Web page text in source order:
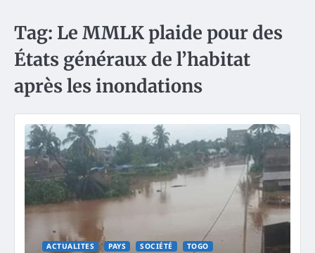
Tag: Le MMLK plaide pour des
États généraux de l’habitat
après les inondations
ACTUALITES PAYS SOCIÉTÉ TOGO